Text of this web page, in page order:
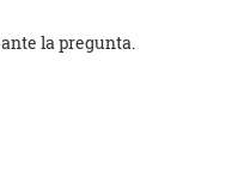
la pregunta.